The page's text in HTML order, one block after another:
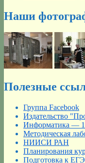
Наши
Полезные
Группа Facebook
Издательство
Информатика — 1
Методическая
НИИСИ РАН
Планирования
Подготовка к ЕГЭ